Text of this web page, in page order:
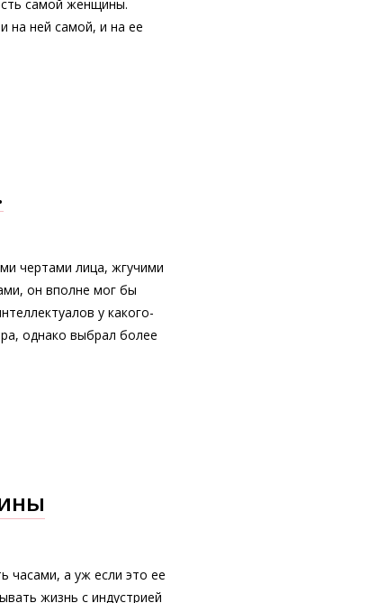
самой женщины.
на ней самой, и на ее
чертами лица, жгучими
он вполне мог бы
у какого-
однако выбрал более
часами, а уж если это ее
жизнь с индустрией